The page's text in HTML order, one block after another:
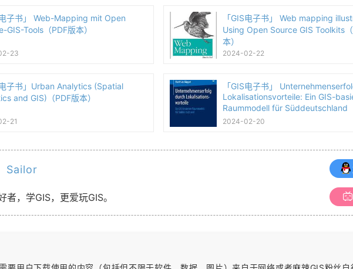
电子书」 Web-Mapping mit Open
GIS-Tools（PDF版本）
23
「GIS电子书」 Web mapping
Using Open Source GIS Toolkits
本）
2024-02-22
电子书」Urban Analytics (Spatial
and GIS)（PDF版本）
21
「GIS电子书」
Lokalisationsvorteile: Ein GIS-
Raummodell für Süddeutschland
本）
2024-02-20
Sailor
者，学GIS，更爱玩GIS。